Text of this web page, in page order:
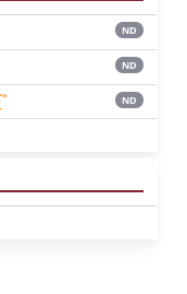
ND
ND
ND